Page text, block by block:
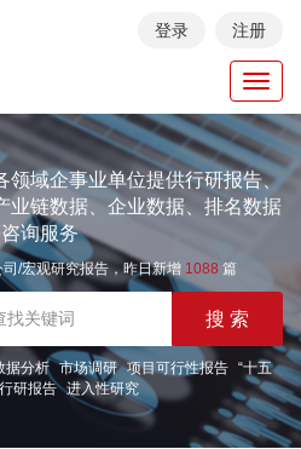
登录 注册
域企事业单位提供行研报告、
业链数据、企业数据、排名数据
询服务
/宏观研究报告，昨日新增 1088 篇
据分析 市场调研 项目可行性报告
“十五
行研报告 进入性研究